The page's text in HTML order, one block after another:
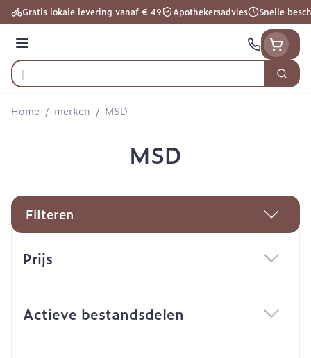
Ga naar de inhoud
Gratis lokale levering vanaf € 49 Apothekersadvies Snelle
Menu
Product, merk, categorie...
Zoek
Home / merken / MSD
MSD
Filteren
Prijs
Actieve bestandsdelen